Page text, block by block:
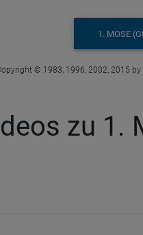
1. MOSE
© 1983, 1996, 2002, 2015
zu 1.